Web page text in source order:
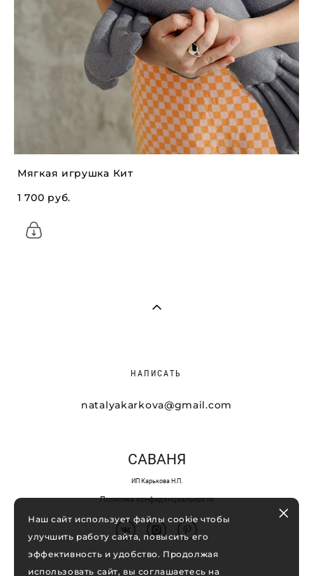
Мягкая игрушка Кит
1 700 pуб.
НАПИСАТЬ
natalyakarkova@gmail.com
САВАНЯ
ИП Карькова Н.П.
Политика конфиденциальности
Наш сайт использует файлы cookie чтобы
улучшить работу сайта, повысить его
эффективность и удобство. Продолжая
использовать сайт, вы соглашаетесь на